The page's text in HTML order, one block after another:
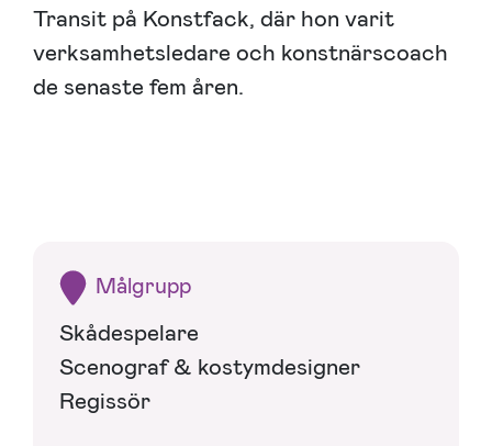
Transit på Konstfack, där hon varit
verksamhetsledare och konstnärscoach
de senaste fem åren.
Målgrupp
Skådespelare
Scenograf & kostymdesigner
Regissör